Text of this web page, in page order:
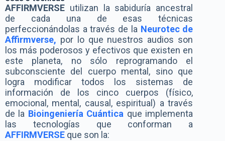
AFFIRMVERSE utilizan la sabiduría ancestral
de cada una de esas técnicas
perfeccionándolas a través de la Neurotec de
Affirmverse, por lo que nuestros audios son
los más poderosos y efectivos que existen en
este planeta, no sólo reprogramando el
subconsciente del cuerpo mental, sino que
logra modificar todos los sistemas de
información de los cinco cuerpos (físico,
emocional, mental, causal, espiritual) a través
de la Bioingeniería Cuántica que implementa
las tecnologías que conforman a
AFFIRMVERSE que son la: